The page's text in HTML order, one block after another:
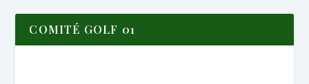
COMITÉ GOLF 01